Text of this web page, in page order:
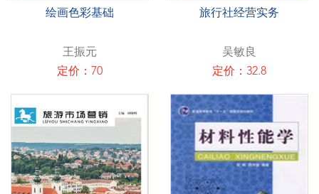
绘画色彩基础
王振元
定价：70
旅行社经营实务
吴敏良
定价：32.8